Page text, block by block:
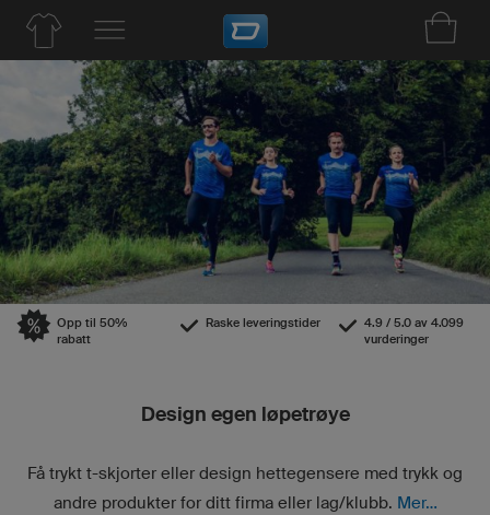
Opp til 50%
rabatt
Raske leveringstider
4.9 / 5.0 av 4.099
vurderinger
Design egen løpetrøye
Få trykt t-skjorter eller design hettegensere med trykk og
andre produkter for ditt firma eller lag/klubb. Mer...